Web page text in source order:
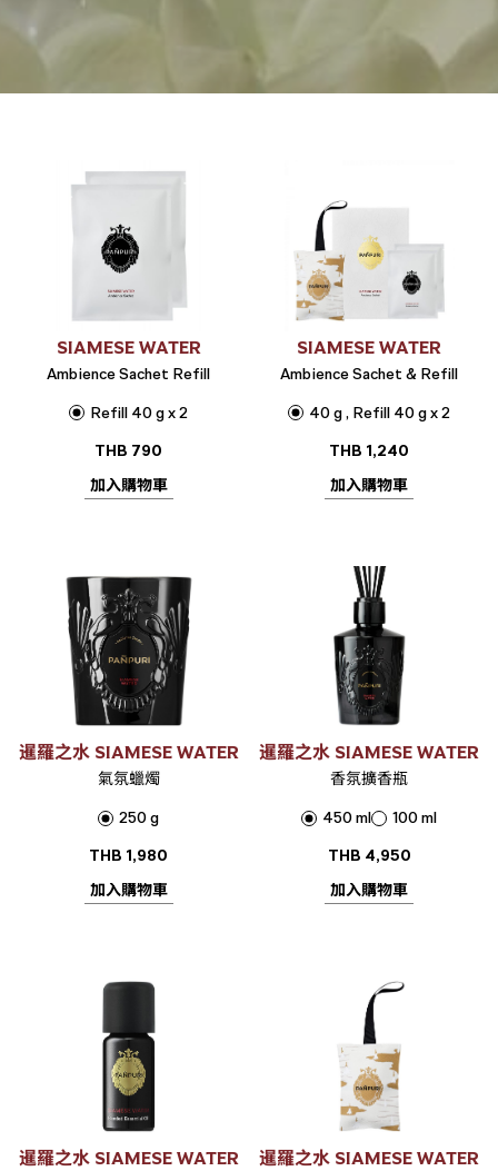
SIAMESE WATER
Ambience Sachet Refill
Refill 40 g x 2
THB 790
加入購物車
SIAMESE WATER
Ambience Sachet & Refill
40 g , Refill 40 g x 2
THB 1,240
加入購物車
暹羅之水 SIAMESE WATER
氣氛蠟燭
250 g
THB 1,980
加入購物車
暹羅之水 SIAMESE WATER
香氛擴香瓶
450 ml
100 ml
THB 4,950
加入購物車
暹羅之水 SIAMESE WATER
暹羅之水 SIAMESE WATER